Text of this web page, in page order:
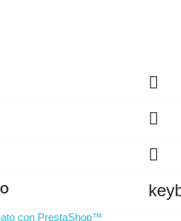



con PrestaShop™